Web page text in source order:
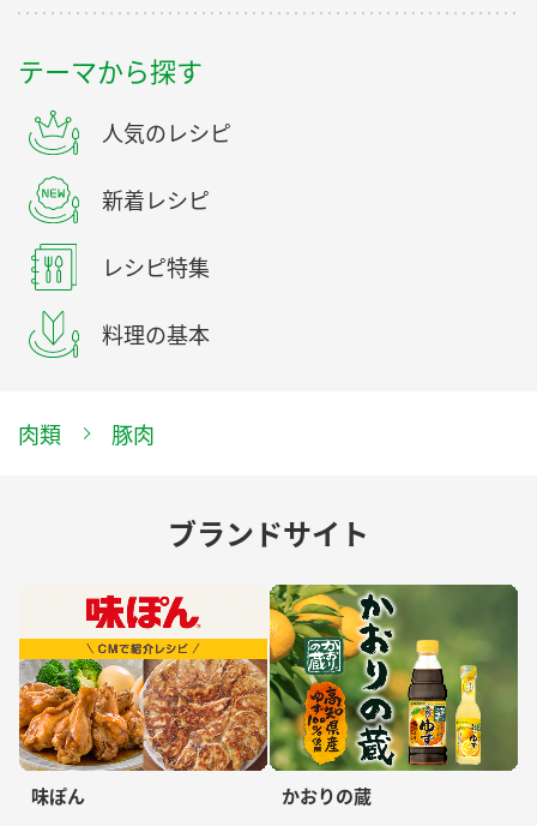
テーマから探す
人気のレシピ
新着レシピ
レシピ特集
料理の基本
肉類 豚肉
ブランドサイト
味ぽん かおりの蔵